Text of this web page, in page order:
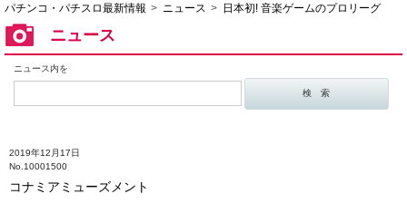
パチンコ・パチスロ最新情報 ニュース 日本初! 音楽ゲームのプロリーグ
ニュース
ニュース内を
2019年12月17日
No.10001500
コナミアミューズメント